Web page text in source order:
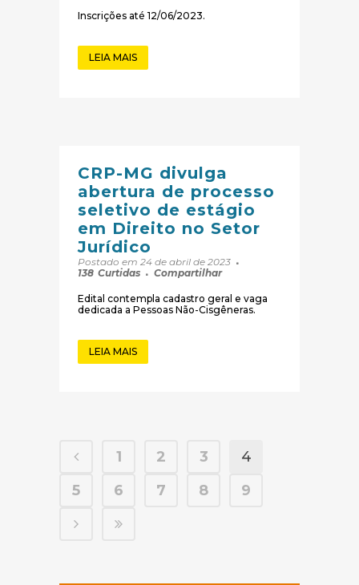
Inscrições até 12/06/2023.
LEIA MAIS
CRP-MG divulga
abertura de processo
seletivo de estágio
em Direito no Setor
Jurídico
Postado em 24 de abril de 2023
138 Curtidas Compartilhar
Edital contempla cadastro geral e vaga
dedicada a Pessoas Não-Cisgêneras.
LEIA MAIS
1 2 3
4
5
6 7 8 9